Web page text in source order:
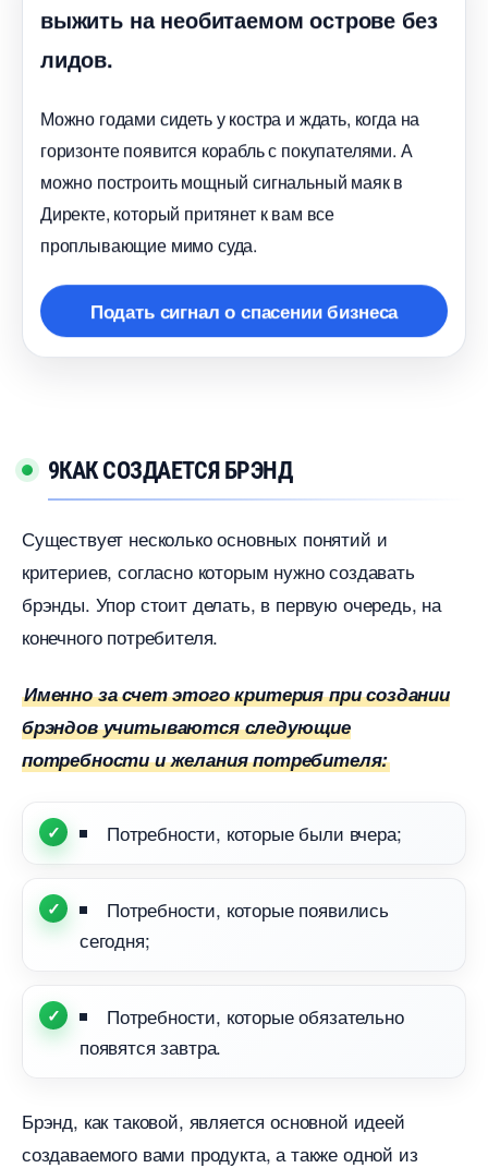
ыжить на необитаемом острове без
лидов.
Можно годами сидеть у костра и ждать, когда на
оризонте появится корабль с покупателями. А
можно построить мощный сигнальный маяк
Директе, который притянет к вам все
проплывающие мимо суда.
Подать сигнал о спасении бизнеса
9КАК СОЗДАЕТСЯ БРЭНД
Существует несколько основных понятий и
критериев, согласно которым нужно создавать
рэнды. Упор стоит делать, в первую очередь, на
конечного потребителя.
Именно за счет этого критерия при создании
рэндов учитываются следующие
потребности и желания потребителя:
Потребности, которые были вчера;
Потребности, которые появились
сегодня;
Потребности, которые обязательно
появятся завтра.
Брэнд, как таковой, является основной идеей
создаваемого вами продукта, а также одной из